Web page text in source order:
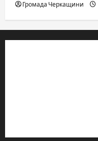
Громада Черкащини